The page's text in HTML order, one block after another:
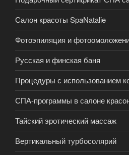
Салон красоты SpaNatalie
Фотоэпиляция и
Русская и финская баня
Процедуры с использованием
СПА-программы в салоне
Тайский эротический массаж
Вертикальный турбосолярий